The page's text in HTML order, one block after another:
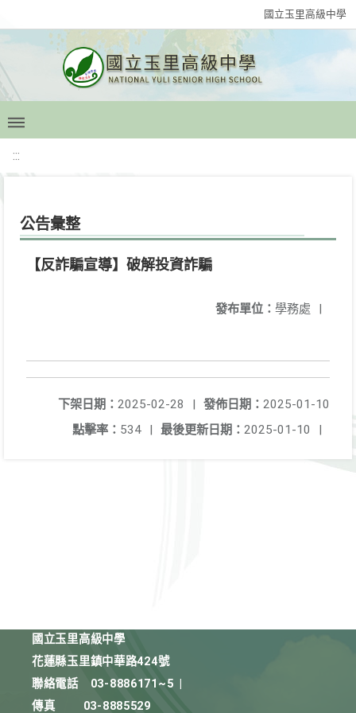
國立玉里高級中學
:::
公告彙整
【反詐騙宣導】破解投資詐騙
發布單位： 學務處 |
發佈日期： 2025-01-10
下架日期： 2025-02-28
|
最後更新日期： 2025-01-10 |
點擊率： 534 |
國立玉里高級中學
花蓮縣玉里鎮中華路424號
聯絡電話
03-8886171~5
傳真
03-8885529